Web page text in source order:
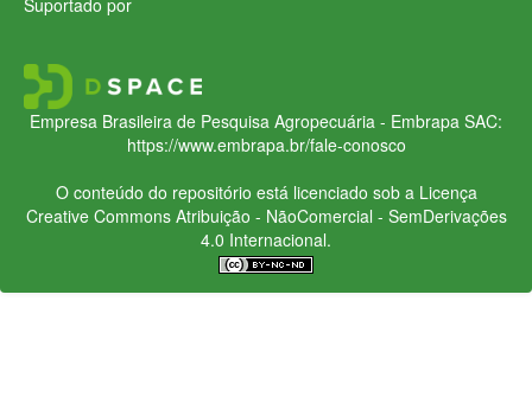
Empresa Brasileira de Pesquisa Agropecuária - Embrapa SAC:
https://www.embrapa.br/fale-conosco
O conteúdo do repositório está licenciado sob a Licença
Creative CommonsAtribuição - NãoComercial - SemDerivações
4.0 Internacional.